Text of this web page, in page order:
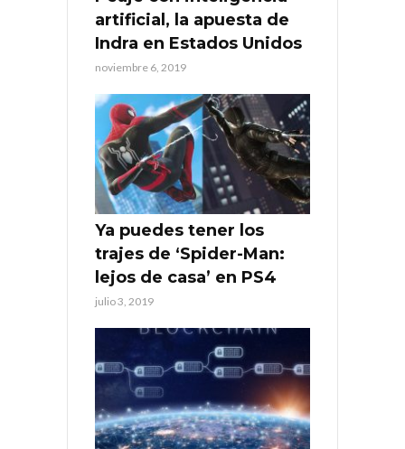
artificial, la apuesta de
Indra en Estados Unidos
noviembre 6, 2019
Ya puedes tener los
trajes de ‘Spider-Man:
lejos de casa’ en PS4
julio 3, 2019